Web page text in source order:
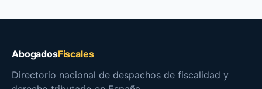
AbogadosFiscales
Directorio nacional de despachos de fiscalidad y